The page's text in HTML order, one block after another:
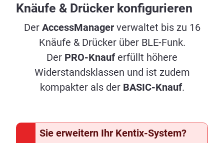
Knäufe & Drücker konfigurieren
Der AccessManagerverwaltet bis zu 16
Knäufe & Drücker über BLE-Funk.
Der PRO-Knauferfüllt höhere
Widerstandsklassen und ist zudem
kompakter als der BASIC-Knauf.
Sie erweitern Ihr Kentix-System?